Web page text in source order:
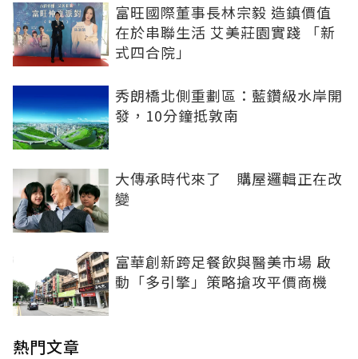
富旺國際董事長林宗毅 造鎮價值
在於串聯生活 艾美莊園實踐 「新
式四合院」
秀朗橋北側重劃區：藍鑽級水岸開
發，10分鐘抵敦南
大傳承時代來了 購屋邏輯正在改
變
富華創新跨足餐飲與醫美市場 啟
動「多引擎」策略搶攻平價商機
熱門文章